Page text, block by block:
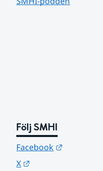
Följ SMHI
Facebook
X